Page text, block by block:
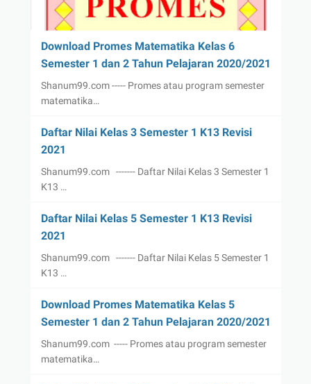
Download Promes Matematika Kelas 6
Semester 1 dan 2 Tahun Pelajaran 2020/2021
Shanum99.com ----- Promes atau program semester
matematika…
Daftar Nilai Kelas 3 Semester 1 K13 Revisi
2021
Shanum99.com ------- Daftar Nilai Kelas 3 Semester 1
K13 …
Daftar Nilai Kelas 5 Semester 1 K13 Revisi
2021
Shanum99.com ------- Daftar Nilai Kelas 5 Semester 1
K13 …
Download Promes Matematika Kelas 5
Semester 1 dan 2 Tahun Pelajaran 2020/2021
Shanum99.com ----- Promes atau program semester
matematika…